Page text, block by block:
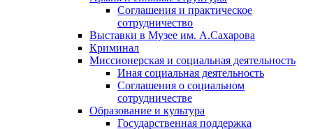
Соглашения и практическое
сотрудничество
Выставки в Музее им. А.Сахарова
Криминал
Миссионерская и социальная деятельность
Иная социальная деятельность
Соглашения о социальном
сотрудничестве
Образование и культура
Государственная поддержка